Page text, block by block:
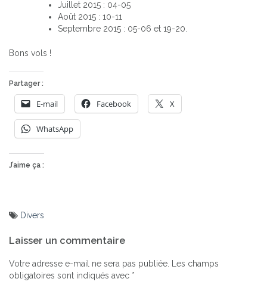
Juillet 2015 : 04-05
Août 2015 : 10-11
Septembre 2015 : 05-06 et 19-20.
Bons vols !
Partager :
E-mail Facebook X
WhatsApp
J’aime ça :
Divers
de
l’article
Laisser un commentaire
Votre adresse e-mail ne sera pas publiée. Les champs
obligatoires sont indiqués avec *